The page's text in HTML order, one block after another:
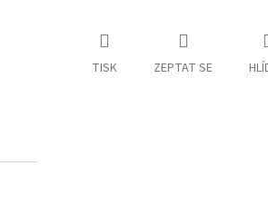
TISK ZEPTAT SE